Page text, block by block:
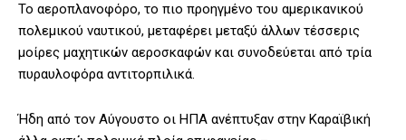
Το αεροπλανοφόρο, το πιο προηγμένο του αμερικανικού
πολεμικού ναυτικού, μεταφέρει μεταξύ άλλων τέσσερις
μοίρες μαχητικών αεροσκαφών και συνοδεύεται από τρία
πυραυλοφόρα αντιτορπιλικά.
Ήδη από τον Αύγουστο οι ΗΠΑ ανέπτυξαν στην Καραϊβική